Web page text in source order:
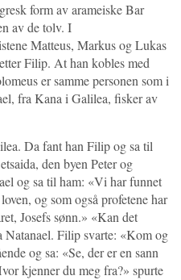
form av arameiske Bar
av de tolv. I
Matteus, Markus og Lukas
Filip. At han kobles med
er samme personen som i
fra Kana i Galilea, fisker av
Da fant han Filip og sa til
den byen Peter og
og sa til ham: «Vi har funnet
og som også profetene har
Josefs sønn.» «Kan det
Natanael. Filip svarte: «Kom og
og sa: «Se, der er en sann
kjenner du meg fra?» spurte